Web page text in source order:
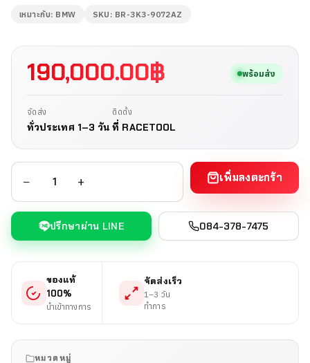
เหมาะกับ: BMW SKU: BR-3K3-9072AZ
190,000.00฿ พร้อมส่ง
จัดส่ง
ทั่วประเทศ 1–3 วัน
ติดตั้ง
ที่ RACETOOL
− + เพิ่มลงตะกร้า
ปรึกษาผ่าน LINE 084-378-7475
ของแท้
100%
นำเข้าทางการ
จัดส่งเร็ว
1–3 วัน
ทำการ
หมวดหมู่